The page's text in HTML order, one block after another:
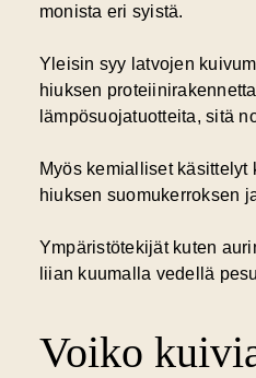
monista eri syistä.
Yleisin syy latvojen
hiuksen
lämpösuojatuotteita, sitä
Myös kemialliset käsittelyt
hiuksen suomukerroksen
Ympäristötekijät kuten
liian kuumalla vedellä
Voiko